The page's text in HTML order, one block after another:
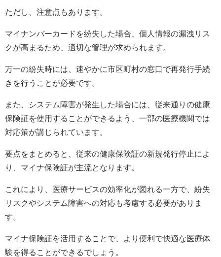
ただし、注意点もあります。
マイナンバーカードを紛失した場合、個人情報の漏洩リス
クが高まるため、適切な管理が求められます。
万一の紛失時には、速やかに市区町村の窓口で再発行手続
きを行うことが必要です。
また、システム障害が発生した場合には、従来通りの健康
保険証を使用することができるよう、一部の医療機関では
対応策が講じられています。
要点をまとめると、従来の健康保険証の新規発行停止によ
り、マイナ保険証が主流となります。
これにより、医療サービスの効率化が図れる一方で、紛失
リスクやシステム障害への対応も考慮する必要がありま
す。
マイナ保険証を活用することで、より便利で快適な医療体
験を得ることができるでしょう。